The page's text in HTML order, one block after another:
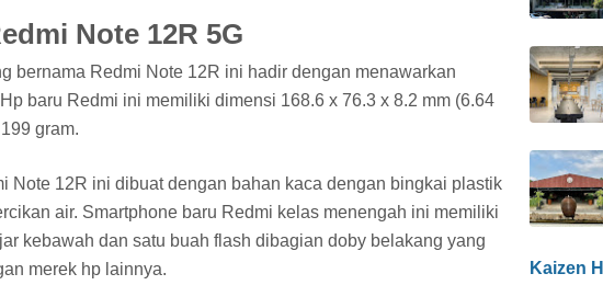
Note 12R 5G
bernama Redmi Note 12R ini hadir dengan menawarkan
baru Redmi ini memiliki dimensi 168.6 x 76.3 x 8.2 mm (6.64
199 gram.
Note 12R ini dibuat dengan bahan kaca dengan bingkai plastik
air. Smartphone baru Redmi kelas menengah ini memiliki
kebawah dan satu buah flash dibagian doby belakang yang
merek hp lainnya.
Kaizen